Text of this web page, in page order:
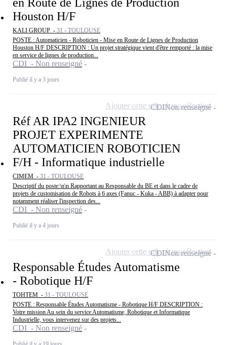
Houston H/F
KALI GROUP - 31 - TOULOUSE
POSTE : Automaticien - Roboticien - Mise en Route de Lignes de Production
Houston H/F DESCRIPTION : Un projet stratégique vient d'être remporté : la mise
en service de lignes de production...
CDI - Non renseigné
Publié il y a 3 jours
Réf AR IPA2 INGENIEUR
PROJET EXPERIMENTE
AUTOMATICIEN ROBOTICIEN
F/H - Informatique industrielle
CIMEM - 31 - TOULOUSE
Descriptif du poste:\n\n Rapportant au Responsable du BE et dans le cadre de
projets de customisation de Robots à 6 axes (Fanuc - Kuka - ABB) à adapter pour
notamment réaliser l'inspection des...
CDI - Non renseigné
Publié il y a 4 jours
CDINon renseigné
Ajouter cette offre à ma sélection
Responsable Études Automatisme
- Robotique H/F
TOHTEM - 31 - TOULOUSE
POSTE : Responsable Études Automatisme - Robotique H/F DESCRIPTION :
Votre mission Au sein du service Automatisme, Robotique et Informatique
Industrielle, vous intervenez sur des projets...
CDI - Non renseigné
CDINon renseigné
Ajouter cette offre à ma sélection